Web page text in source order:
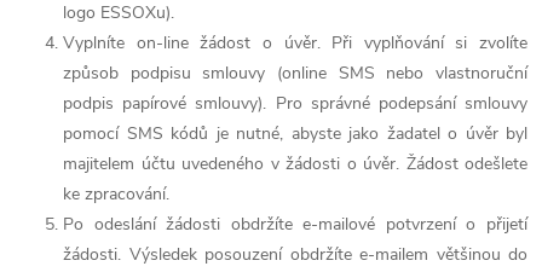
logo ESSOXu).
Vyplníte on-line žádost o úvěr. Při vyplňování si zvolíte
způsob podpisu smlouvy (online SMS nebo vlastnoruční
podpis papírové smlouvy). Pro správné podepsání smlouvy
pomocí SMS kódů je nutné, abyste jako žadatel o úvěr byl
majitelem účtu uvedeného v žádosti o úvěr. Žádost odešlete
ke zpracování.
Po odeslání žádosti obdržíte e-mailové potvrzení o přijetí
žádosti. Výsledek posouzení obdržíte e-mailem většinou do